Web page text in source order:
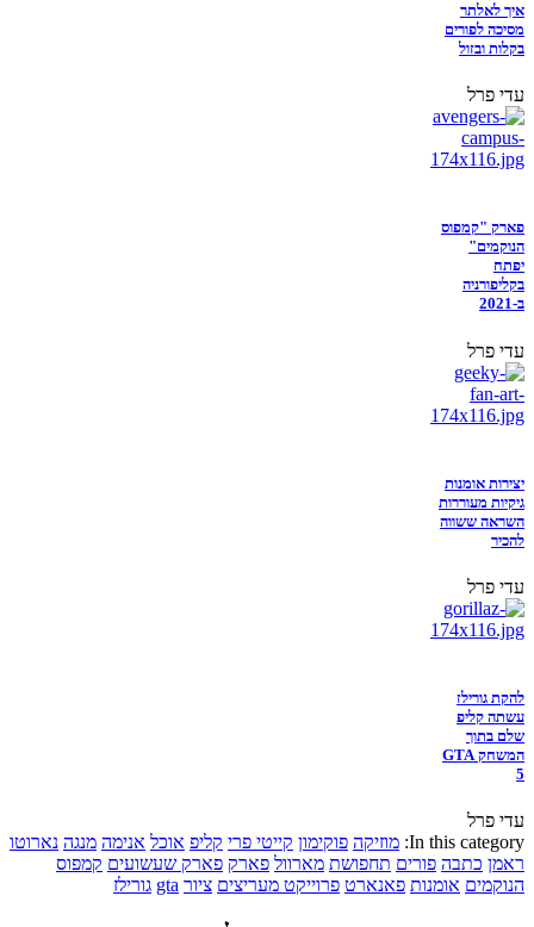
איך לאלתר
מסיכה לפורים
בקלות ובזול
עדי פרל
פארק "קמפוס
הנוקמים"
יפתח
בקליפורניה
ב-2021
עדי פרל
יצירות אומנות
גיקיות מעוררות
השראה ששווה
להכיר
עדי פרל
להקת גורילז
עשתה קליפ
שלם בתוך
המשחק GTA
5
עדי פרל
In this category: מוזיקה פוקימון קייטי פרי קליפ אוכל אנימה מנגה נארוטו
ראמן כתבה פורים תחפושת מארוול פארק פארק שעשועים קמפוס
הנוקמים אומנות פאנארט פרוייקט מעריצים ציור gta גורילז